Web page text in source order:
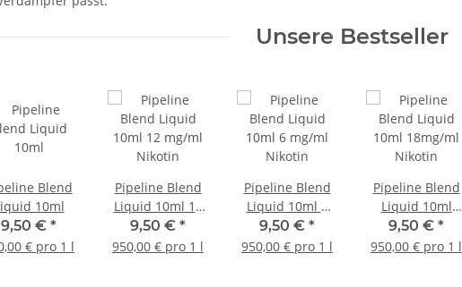
Unsere Bestseller
Blend
10ml
9,50 € *
€ pro 1 l
Pipeline Blend
Liquid 10ml 12
mg/ml Nikotin
9,50 € *
950,00 € pro 1 l
Pipeline Blend
Liquid 10ml 6
mg/ml Nikotin
9,50 € *
950,00 € pro 1 l
Pipeline Blend
Liquid 10ml
18mg/ml Nikotin
9,50 € *
950,00 € pro 1 l